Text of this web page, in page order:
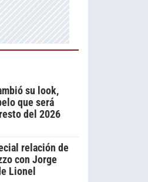
su look,
que será
del 2026
relación de
con Jorge
Lionel